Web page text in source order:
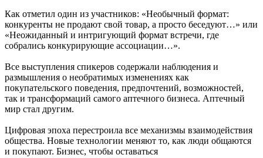
Как отметил один из участников: «Необычный формат:
конкуренты не продают свой товар, а просто беседуют…» или
«Неожиданный и интригующий формат встречи, где
собрались конкурирующие ассоциации…».
Все выступления спикеров содержали наблюдения и
размышления о необратимых изменениях как
покупательского поведения, предпочтений, возможностей,
так и трансформаций самого аптечного бизнеса. Аптечный
мир стал другим.
Цифровая эпоха перестроила все механизмы взаимодействия
общества. Новые технологии меняют то, как люди общаются
и покупают. Бизнес, чтобы оставаться